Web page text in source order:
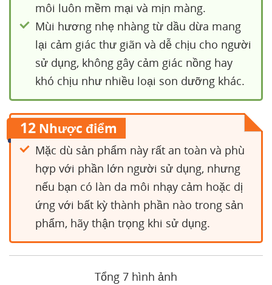
môi luôn mềm mại và mịn màng.
Mùi hương nhẹ nhàng từ dầu dừa mang
lại cảm giác thư giãn và dễ chịu cho người
sử dụng, không gây cảm giác nồng hay
khó chịu như nhiều loại son dưỡng khác.
12 Nhược điểm
Mặc dù sản phẩm này rất an toàn và phù
hợp với phần lớn người sử dụng, nhưng
nếu bạn có làn da môi nhạy cảm hoặc dị
ứng với bất kỳ thành phần nào trong sản
phẩm, hãy thận trọng khi sử dụng.
Tổng 7 hình ảnh